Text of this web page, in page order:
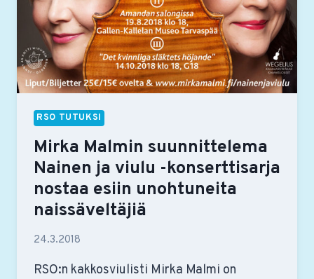
RSO TUTUKSI
Mirka Malmin suunnittelema
Nainen ja viulu -konserttisarja
nostaa esiin unohtuneita
naissäveltäjiä
24.3.2018
RSO:n kakkosviulisti Mirka Malmi on